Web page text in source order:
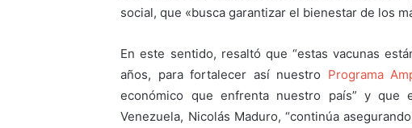
social, que «busca garantizar el bienestar de los
En este sentido, resaltó que “estas vacunas
años, para fortalecer así nuestro Programa
económico que enfrenta nuestro país” y que
Venezuela, Nicolás Maduro, “continúa